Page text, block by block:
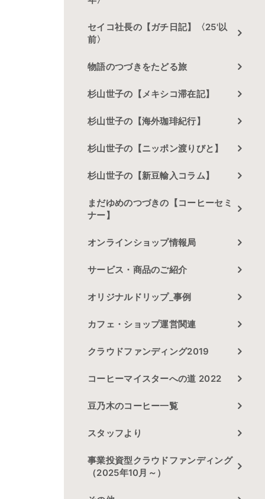
セイコ社長の【ガチ日記】〈25'以
前〉
物語のつづきをたどる旅
杉山世子の【メキシコ滞在記】
杉山世子の【海外珈琲紀行】
杉山世子の【ニッポン渡りびと】
杉山世子の【新豆輸入コラム】
まだゆめのつづきの【コーヒーセミ
ナー】
オンラインショップ情報局
サービス・商品のご紹介
オリジナルドリップ_事例
カフェ・ショップ運営関連
クラウドファンディング2019
コーヒーマイスターへの道 2022
豆乃木のコーヒー一覧
スタッフより
事業投資型クラウドファンディング
（2025年10月～）